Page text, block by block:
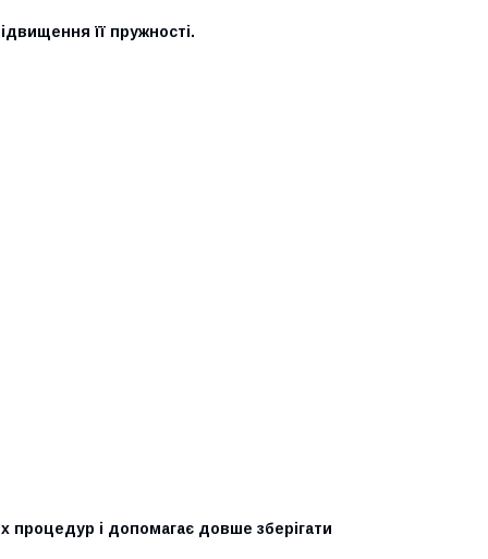
її пружності.
процедур і допомагає довше зберігати